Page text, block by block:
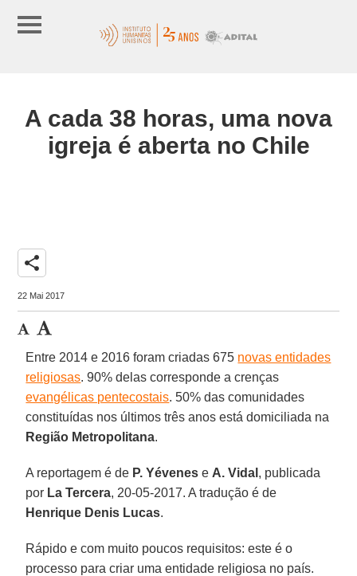
A cada 38 horas, uma nova
igreja é aberta no Chile
share
22 Mai 2017
Entre 2014 e 2016 foram criadas 675 novas entidades
religiosas. 90% delas corresponde a crenças
evangélicas pentecostais. 50% das comunidades
constituídas nos últimos três anos está domiciliada na
Região Metropolitana.
A reportagem é de P. Yévenes e A. Vidal , publicada
por La Tercera, 20-05-2017. A tradução é de
Henrique Denis Lucas.
Rápido e com muito poucos requisitos: este é o
processo para criar uma entidade religiosa no país.